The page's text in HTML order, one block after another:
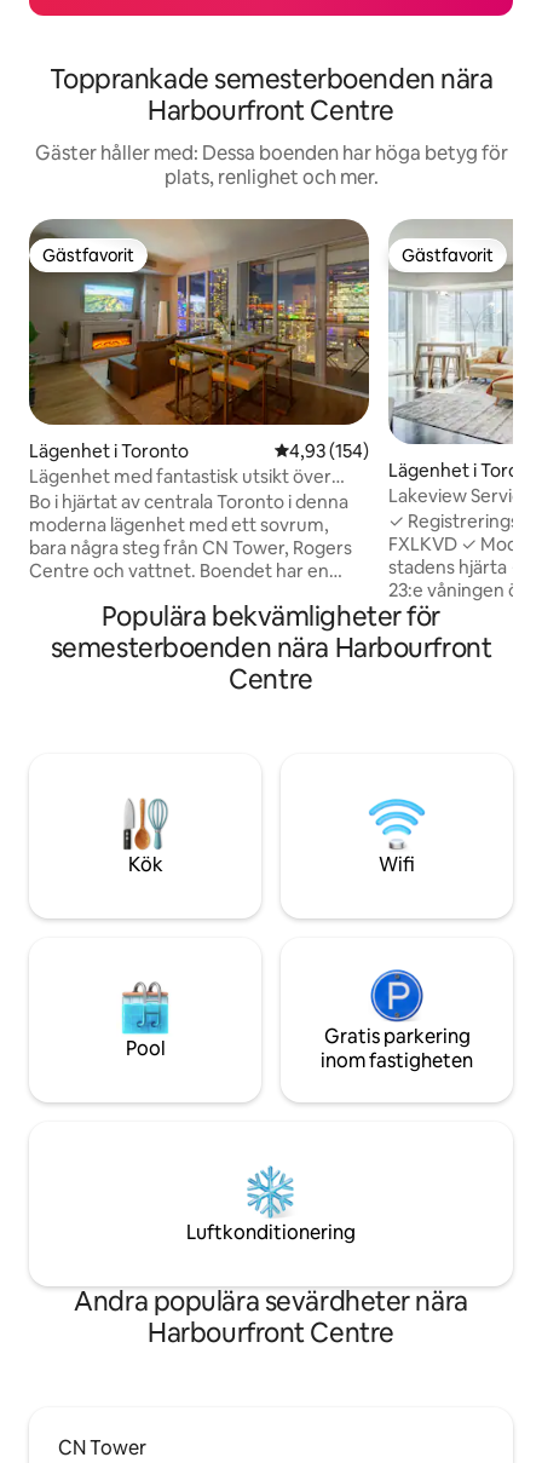
Topprankade semesterboenden nära
Harbourfront Centre
Gäster håller med: Dessa boenden har höga betyg för
plats, renlighet och mer.
Gästfavorit
Gästfavorit
Lägenhet i Toronto 4,93 av 5 i genomsnittligt
4,93 (154)
Lägenhet med fantastisk utsikt över
stadssilhuetten, några steg från CN
Tower
Bo i hjärtat av centrala Toronto i denna
moderna lägenhet med ett sovrum,
bara några steg från CN Tower, Rogers
Centre och vattnet. Boendet har en
sovrummet och en bäddsoffa i
vardagsrummet, perfekt för par eller
små grupper. Njut av utsikten över
stadssilhuetten genom fönster från golv
sviten. Gästerna har också tillgång till ett
gym och en utomhuspool.
Gästfavorit
Gästfavorit
Lägenhet i
Lakeview
gratis parkering
✓
FXLKVD ✓
stadens hjärta ✓
23:e våningen
Central Island. ✓
utrustat kök, Wi-
dig sval med
Arena, CN Tower
Upplev det bästa
Populära bekvämligheter för
semesterboenden nära Harbourfront
Centre
Kök Wifi
Pool
Gratis parkering
inom fastigheten
Luftkonditionering
Andra populära sevärdheter nära
Harbourfront Centre
CN Tower